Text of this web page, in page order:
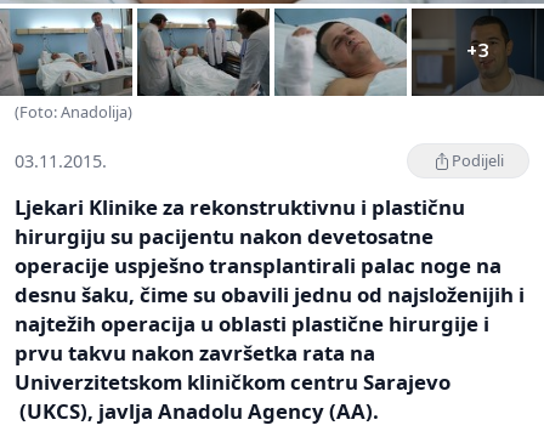
+3
(Foto: Anadolija)
03.11.2015. Podijeli
Ljekari Klinike za rekonstruktivnu i plastičnu
hirurgiju su pacijentu nakon devetosatne
operacije uspješno transplantirali palac noge na
desnu šaku, čime su obavili jednu od najsloženijih i
najtežih operacija u oblasti plastične hirurgije i
prvu takvu nakon završetka rata na
Univerzitetskom kliničkom centru Sarajevo
(UKCS), javlja Anadolu Agency (AA).